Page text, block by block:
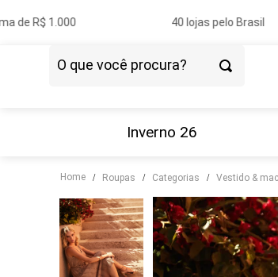
de R$ 1.000 40 lojas pelo Brasil
Inverno 26
Home roupas categorias vestido &
3º
calça
4º
blusa
5º
tricot
6º
camisa